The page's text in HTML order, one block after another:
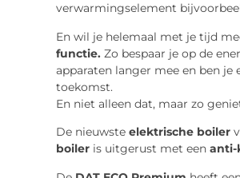
verwarmingselement
En wil je helemaal met je tijd
functie.Zo bespaar je op de
apparaten langer mee en ben
toekomst.
En niet alleen dat, maar zo
De nieuwsteelektrische boiler
boileris uitgerust met een anti-